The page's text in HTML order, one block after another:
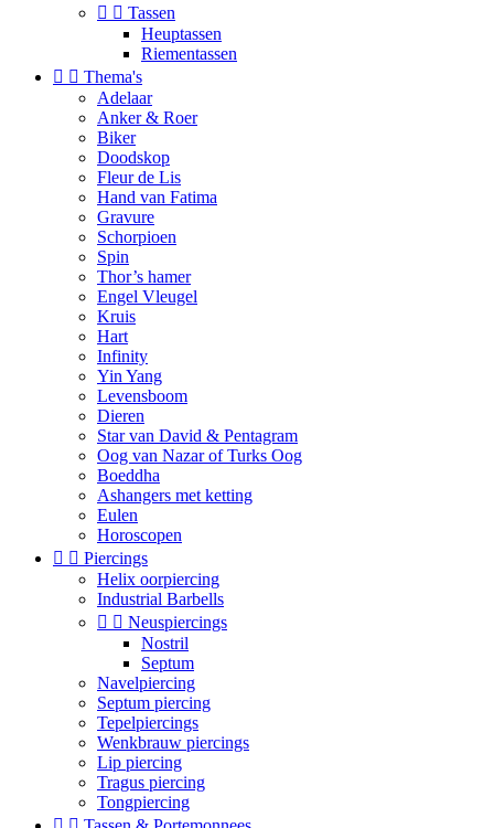
  Tassen
Heuptassen
Riementassen
  Thema's
Adelaar
Anker & Roer
Biker
Doodskop
Fleur de Lis
Hand van Fatima
Gravure
Schorpioen
Spin
Thor’s hamer
Engel Vleugel
Kruis
Hart
Infinity
Yin Yang
Levensboom
Dieren
Star van David & Pentagram
Oog van Nazar of Turks Oog
Boeddha
Ashangers met ketting
Eulen
Horoscopen
  Piercings
Helix oorpiercing
Industrial Barbells
  Neuspiercings
Nostril
Septum
Navelpiercing
Septum piercing
Tepelpiercings
Wenkbrauw piercings
Lip piercing
Tragus piercing
Tongpiercing